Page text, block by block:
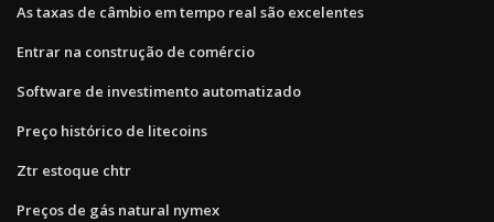
As taxas de câmbio em tempo real são excelentes
Entrar na construção de comércio
Software de investimento automatizado
Preço histórico de litecoins
Ztr estoque chtr
Preços de gás natural nymex